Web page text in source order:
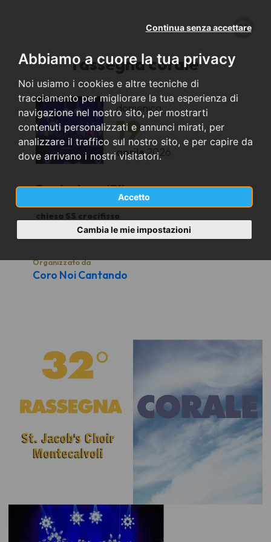
Abbiamo a cuore la tua privacy
Noi usiamo i cookies e altre tecniche di
tracciamento per migliorare la tua esperienza di
navigazione nel nostro sito, per mostrarti
contenuti personalizzati e annunci mirati, per
analizzare il traffico sul nostro sito, e per capire da
dove arrivano i nostri visitatori.
Accetto
Continua senza accettare
Cambia le mie impostazioni
rassegna corale
domenica
19
aprile 2026
Pontedera (PI)
chiesa SS crocifisso
Organizzato da
Coro Noi Cantando